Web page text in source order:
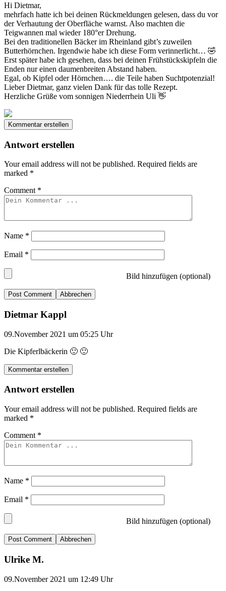
Hi Dietmar,
mehrfach hatte ich bei deinen Rückmeldungen gelesen, dass du vor
der Verhautung der Oberfläche warnst. Also machten die
Teigwannen mal wieder 180°er Drehung.
Bei den traditionellen Bäcker im Rheinland gibt’s zuweilen
Butterhörnchen. Irgendwie habe ich diese Form verinnerlicht… 🤣
Erst später habe ich gesehen, dass bei deinen Frühstückskipfeln die
Enden nur einen daumenbreiten Abstand haben.
Egal, ob Kipfel oder Hörnchen…. die Teile haben Suchtpotenzial!
Lieber Dietmar, ganz vielen Dank für das tolle Rezept.
Herzliche Grüße vom sonnigen Niederrhein Uli 👋
Kommentar erstellen
Antwort erstellen
Your email address will not be published. Required fields are
marked *
Comment *
Name *
Email *
Bild hinzufügen (optional)
Abbrechen
Dietmar Kappl
09.November 2021 um 05:25 Uhr
Die Kipferlbäckerin 🙂 🙂
Kommentar erstellen
Antwort erstellen
Your email address will not be published. Required fields are
marked *
Comment *
Name *
Email *
Bild hinzufügen (optional)
Abbrechen
Ulrike M.
09.November 2021 um 12:49 Uhr